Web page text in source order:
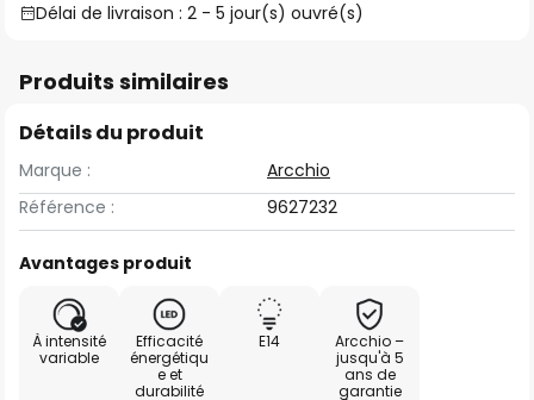
Délai de livraison : 2 - 5 jour(s) ouvré(s)
Produits similaires
Détails du produit
Marque :
Arcchio
Référence :
9627232
Avantages produit
À intensité
variable
Efficacité
énergétiqu
e et
durabilité
E14
Arcchio –
jusqu'à 5
ans de
garantie